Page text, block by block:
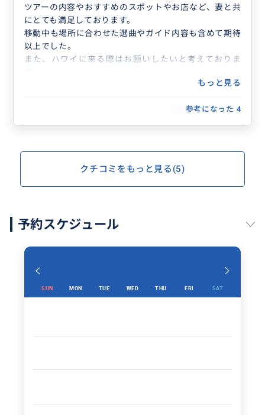
ツアーの内容やおすすめのスポットやお店など、妻と共
にとても満足しております。
移動中も場所に合わせた選曲やガイド内容も含めて期待
以上でした。
また、ハワイに来る際はお願いしたいと考えておりま
もっと見る
参考になった 4
クチコミをもっと見る(5)
予約スケジュール
SUN MON TUE WED THU FRI SAT